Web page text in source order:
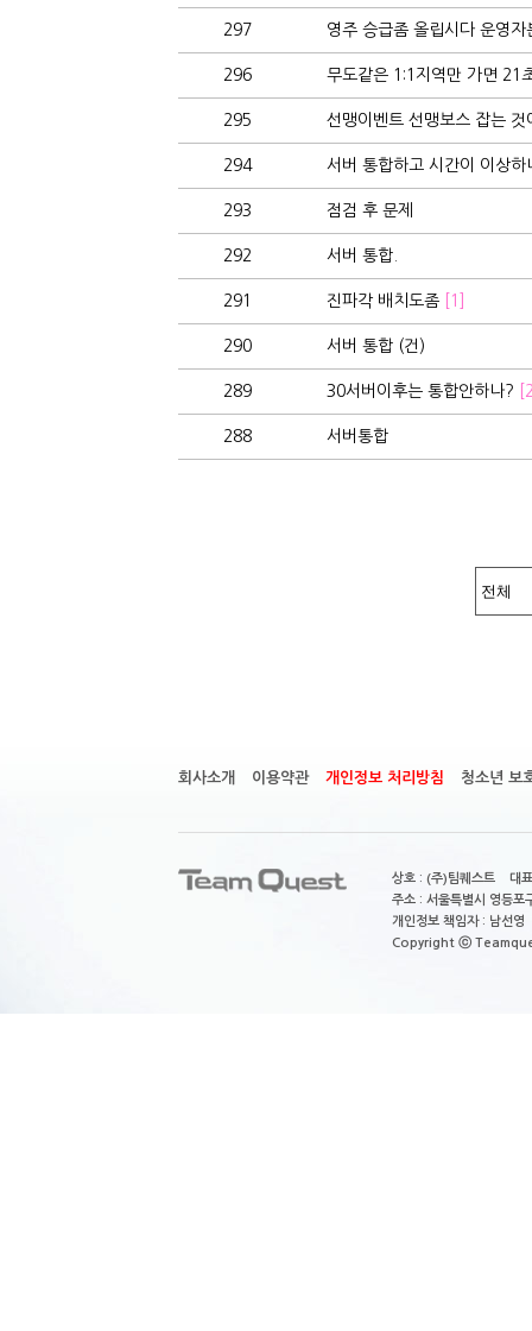
297 영주 승급좀 올립시다 운영자
296 무도같은 1:1지역만 가면 21
295 선맹이벤트 선맹보스 잡는 것
294 서버 통합하고 시간이 이상하
293 점검 후 문제
292 서버 통합.
291 진파각 배치도좀 [1]
290 서버 통합 (건)
289 30서버이후는 통합안하나?
288 서버통합
회사소개 이용약관 개인정보 처리방침 청소년 보
상호 : (주)팀퀘스트 대
주소 : 서울특별시 영등
개인정보 책임자 : 남
Copyright ⓒ